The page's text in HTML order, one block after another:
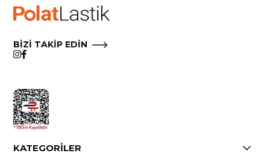
BİZİ TAKİP EDİN
KATEGORİLER